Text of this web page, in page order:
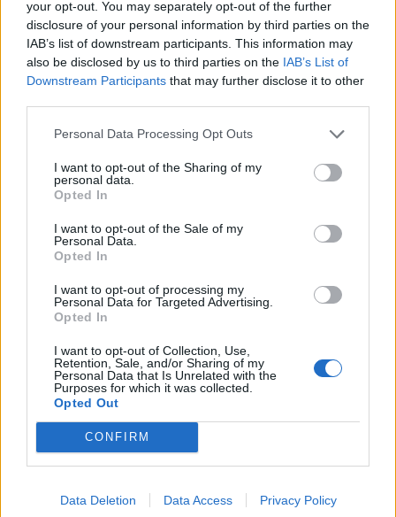
your opt-out. You may separately opt-out of the further
disclosure of your personal information by third parties on the
IAB’s list of downstream participants. This information may
also be disclosed by us to third parties on the IAB’s List of
Downstream Participants that may further disclose it to other
Personal Data Processing Opt Outs
I want to opt-out of the Sharing of my
personal data.
Opted In
I want to opt-out of the Sale of my
Personal Data.
Opted In
I want to opt-out of processing my
Personal Data for Targeted Advertising.
Opted In
I want to opt-out of Collection, Use,
Retention, Sale, and/or Sharing of my
Personal Data that Is Unrelated with the
Purposes for which it was collected.
Opted Out
CONFIRM
Data Deletion Data Access Privacy Policy
Coinvolgimento.
PUBBLICA_AMMINISTRAZIONE
Altri articoli che potrebbero piacerti